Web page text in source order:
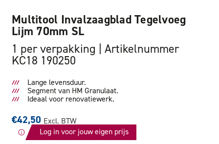
Multitool Invalzaagblad Tegelvoeg
Lijm 70mm SL
1 per verpakking
Artikelnummer
KC18 190250
Lange levensduur.
Segment van HM Granulaat.
Ideaal voor renovatiewerk.
€42,50 Excl. BTW
Log in voor jouw eigen prijs